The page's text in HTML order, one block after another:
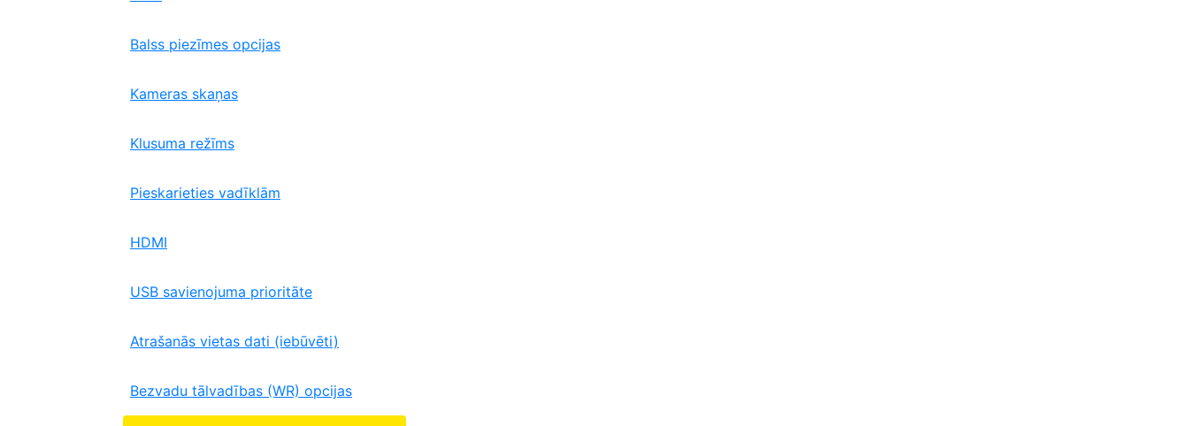
Balss piezīmes opcijas
Kameras skaņas
Klusuma režīms
Pieskarieties vadīklām
HDMI
USB savienojuma prioritāte
Atrašanās vietas dati (iebūvēti)
Bezvadu tālvadības (WR) opcijas